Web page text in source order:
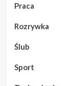
Praca
Rozrywka
Ślub
Sport